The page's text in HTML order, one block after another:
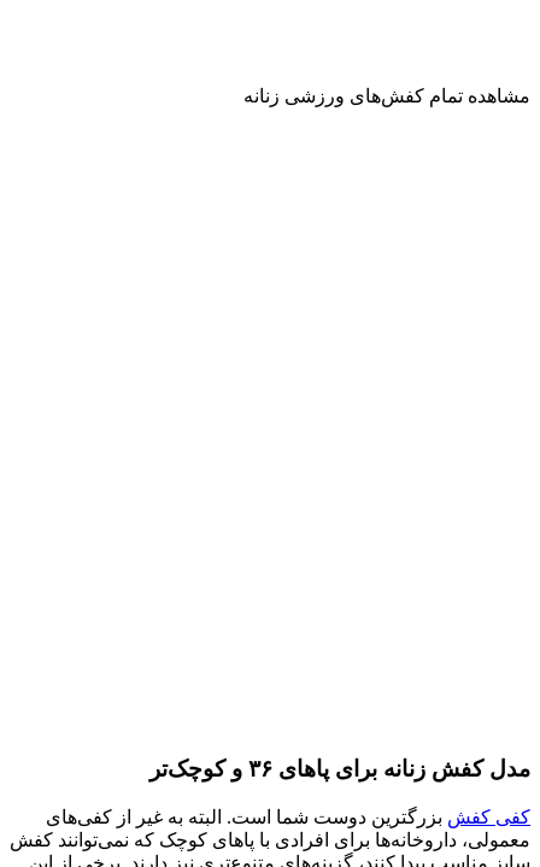
مشاهده تمام کفش‌های ورزشی زنانه
مدل کفش زنانه برای پاهای ۳۶ و کوچک‌تر
کفی کفش بزرگترین دوست شما است. البته به غیر از کفی‌های
معمولی، داروخانه‌ها برای افرادی با پاهای کوچک که نمی‌توانند کفش